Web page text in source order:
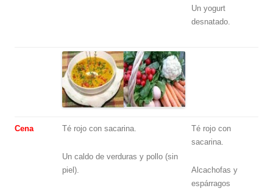
Un yogurt
desnatado.
Cena Té rojo con sacarina.
Un caldo de verduras y pollo (sin
piel).
Té rojo con
sacarina.
Alcachofas y
espárragos